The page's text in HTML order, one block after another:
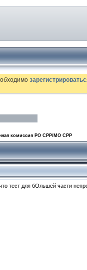
комиссия РО СРР/МО СРР
тест для бОльшей части